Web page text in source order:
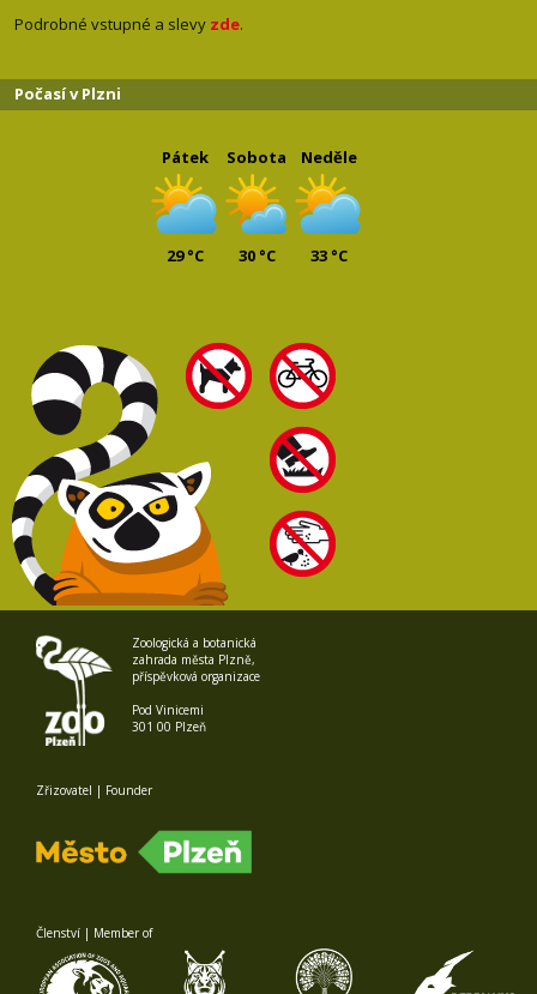
Podrobné vstupné a slevy zde.
Počasí v Plzni
Pátek
29 °C
Sobota
30 °C
Neděle
33 °C
Zoologická a botanická
zahrada města Plzně,
příspěvková organizace
Pod Vinicemi
301 00 Plzeň
Zřizovatel | Founder
Členství | Member of